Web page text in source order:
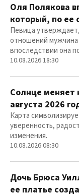
Оля Полякова
который, по ее
Певица
отношений мужчина
впоследствии она
10.08.2026 18:30
Солнце меняет
августа 2026
Карта
уверенность,
изменения.
10.08.2026 08:30
Дочь Брюса
ее платье